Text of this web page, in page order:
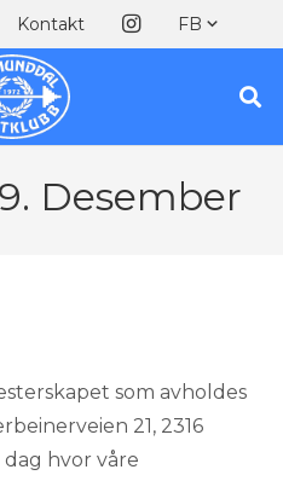
Kontakt FB
Desember
som avholdes
21, 2316
dag hvor våre